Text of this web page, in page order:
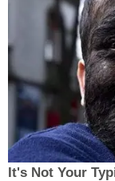
It's Not Your